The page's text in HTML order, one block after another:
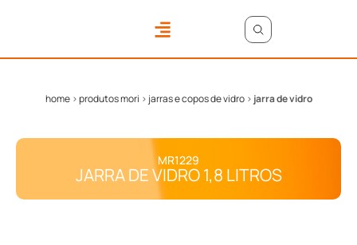
home>produtos mori > jarras e copos de vidro> jarra de vidro
MR1229
JARRA DE VIDRO 1,8 LITROS